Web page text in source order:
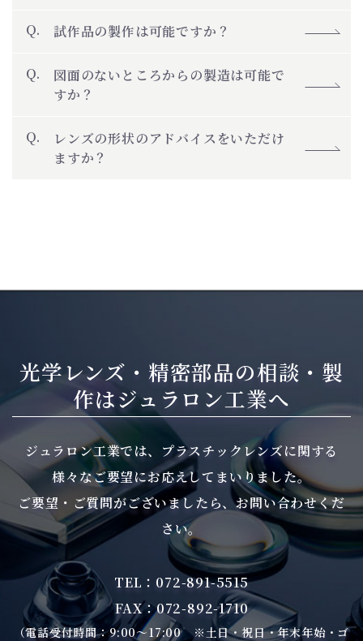
試作品の製作は可能ですか？
図面のないところからの製造は可能で
すか？
レンズの形状のアドバイスをいただけ
ますか？
光学レンズ・精密部品の相談・製
作はジュラロン工業へ
ジュラロン工業では、プラスチックレンズに関する
様々なご要望にお応えしてまいりました。
ご要望・ご質問がございましたら、お問い合わせくだ
さい。
TEL：072-891-5515
FAX：072-892-1710
（電話受付時間：9:00～17:00 ※土日・祝日・年末年始・ゴ